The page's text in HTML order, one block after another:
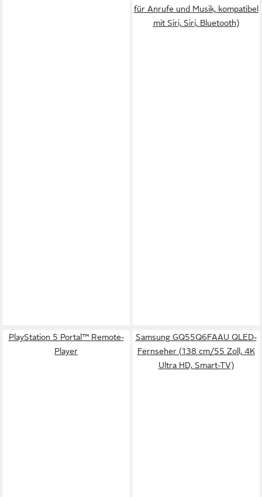
für Anrufe und Musik, kompatibel
mit Siri, Siri, Bluetooth)
PlayStation 5 Portal™ Remote-
Player
Samsung GQ55Q6FAAU QLED-
Fernseher (138 cm/55 Zoll, 4K
Ultra HD, Smart-TV)